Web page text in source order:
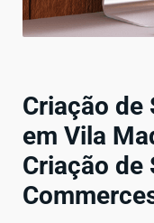
Criação de
em Vila
Criação de